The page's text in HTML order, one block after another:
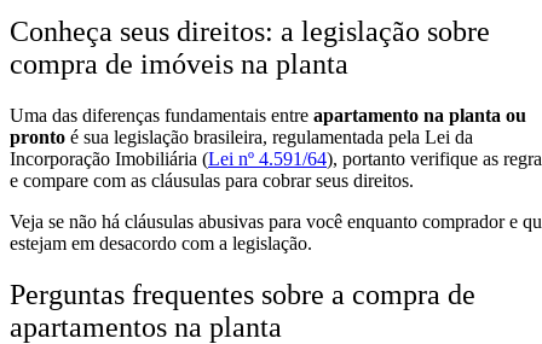
Conheça seus direitos: a legislação sobre
compra de imóveis na planta
Uma das diferenças fundamentais entre apartamento na planta ou
pronto é sua legislação brasileira, regulamentada pela Lei da
Incorporação Imobiliária (Lei nº 4.591/64), portanto verifique as
e compare com as cláusulas para cobrar seus direitos.
Veja se não há cláusulas abusivas para você enquanto comprador e
estejam em desacordo com a legislação.
Perguntas frequentes sobre a compra de
apartamentos na planta